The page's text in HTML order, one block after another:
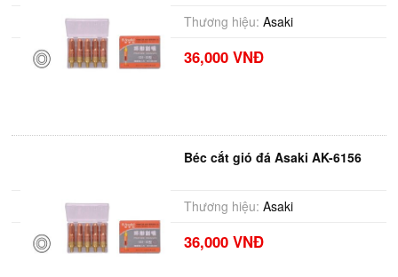
Thương hiệu: Asaki
36,000 VNĐ
Béc cắt gió đá Asaki AK-6156
Thương hiệu: Asaki
36,000 VNĐ